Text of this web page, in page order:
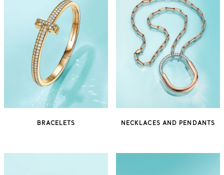
BRACELETS NECKLACES AND PENDANTS